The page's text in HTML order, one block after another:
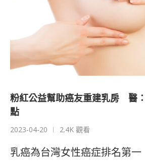
粉紅公益幫助癌友重建乳房 醫
點
2023-04-20 2.4K 觀看
乳癌為台灣女性癌症排名第